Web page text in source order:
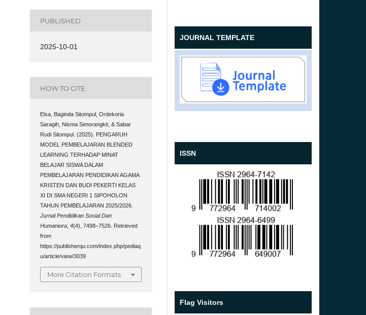
PUBLISHED
2025-10-01
HOW TO CITE
Elsa, Baginda Sitompul, Ordekoria
Saragih, Nisma Simorangkir, & Sabar
Rudi Sitompul. (2025). PENGARUH
MODEL PEMBELAJARAN BLENDED
LEARNING TERHADAP MINAT
BELAJAR SISWA DALAM
PEMBELAJARAN PENDIDIKAN AGAMA
KRISTEN DAN BUDI PEKERTI KELAS
XI DI SMA NEGERI 1 SIPOHOLON
TAHUN PEMBELAJARAN 2025/2026.
Jurnal Pendidikan Sosial Dan
Humaniora ,4(4), 7498–7526. Retrieved
from
https://publisherqu.com/index.php/pediaq
u/article/view/3039
More Citation Formats
JOURNAL TEMPLATE
ISSN
Flag Visitors